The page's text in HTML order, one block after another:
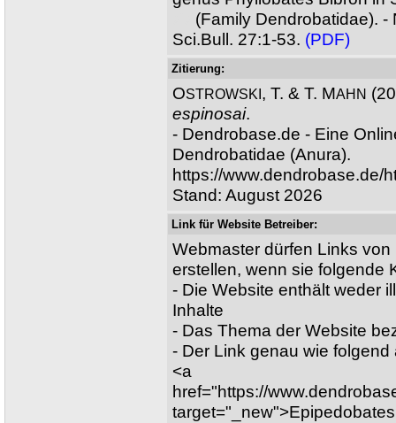
(Family Dendrobatidae).
Sci.Bull. 27:1-53. (PDF)
Zitierung:
OSTROWSKI , T. & T. MAHN
espinosai.
- Dendrobase.de - Eine
Dendrobatidae (Anura).
https://www.dendrobase.de/
Stand: August 2026
Link für Website Betreiber:
Webmaster dürfen Links
erstellen, wenn sie folgende
- Die Website enthält weder
Inhalte
- Das Thema der Website
- Der Link genau wie
<a
href="https://